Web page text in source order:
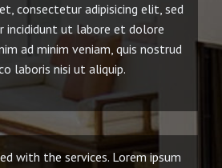
consectetur adipisicing elit, sed
incididunt ut labore et dolore
ad minim veniam, quis nostrud
laboris nisi ut aliquip.
with the services. Lorem ipsum